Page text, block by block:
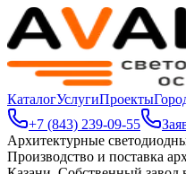
КаталогУслугиПроекты
+7 (843) 239-09-55
Архитектурные
Производство и поставка